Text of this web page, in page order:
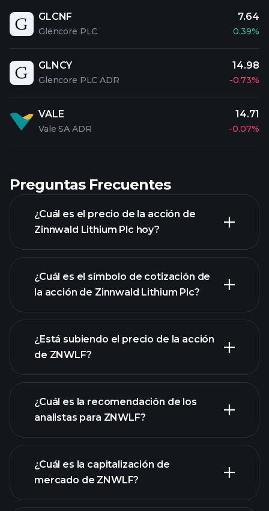
GLCNF
Glencore PLC
7.64
0.39%
GLNCY
Glencore PLC ADR
14.98
-0.73%
VALE
Vale SA ADR
14.71
-0.07%
Preguntas Frecuentes
¿Cuál es el precio de la acción de
Zinnwald Lithium Plc hoy?
gráfico avanzado
¿Cuál es el símbolo de cotización de
la acción de Zinnwald Lithium Plc?
¿Está subiendo el precio de la acción
de ZNWLF?
gráfico de
ZNWLF
¿Cuál es la recomendación de los
analistas para ZNWLF?
¿Cuál es la capitalización de
mercado de ZNWLF?